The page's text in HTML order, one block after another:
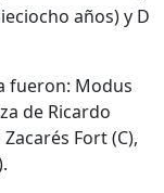
años) y D
fueron: Modus
de Ricardo
Fort (C),